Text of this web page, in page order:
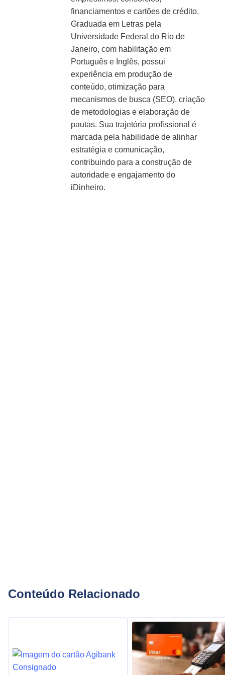
financiamentos e cartões de crédito.
Graduada em Letras pela
Universidade Federal do Rio de
Janeiro, com habilitação em
Português e Inglês, possui
experiência em produção de
conteúdo, otimização para
mecanismos de busca (SEO), criação
de metodologias e elaboração de
pautas. Sua trajetória profissional é
marcada pela habilidade de alinhar
estratégia e comunicação,
contribuindo para a construção de
autoridade e engajamento do
iDinheiro.
Conteúdo Relacionado